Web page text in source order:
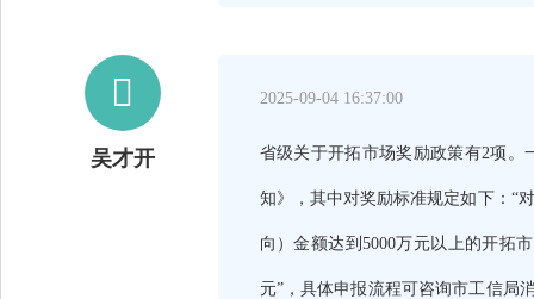

吴才开
2025-09-04 16:37:00
省级关于开拓市场奖励政策有2项。
知》，其中对奖励标准规定如下：“
向）金额达到5000万元以上的开拓
元”，具体申报流程可咨询市工信局